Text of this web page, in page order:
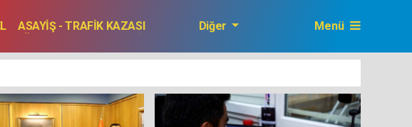
ASAYİŞ - TRAFİK KAZASI
Diğer Menü